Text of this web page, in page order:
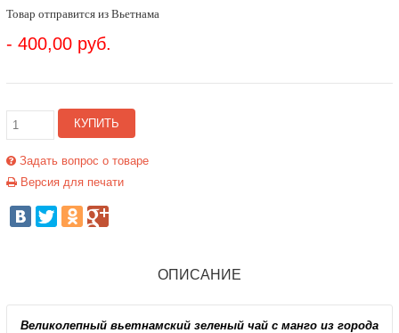
Товар отправится из Вьетнама
- 400,00 руб.
КУПИТЬ
Задать вопрос о товаре
Версия для печати
ОПИСАНИЕ
Великолепный вьетнамский зеленый чай с манго из города